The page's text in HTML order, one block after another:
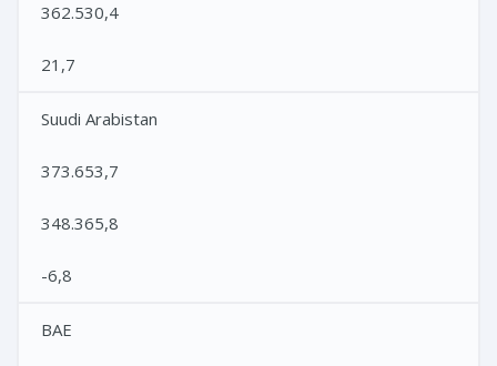
362.530,4
21,7
Suudi Arabistan
373.653,7
348.365,8
-6,8
BAE